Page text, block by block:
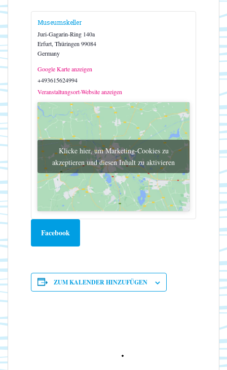
Museumskeller
Juri-Gagarin-Ring 140a
Erfurt, Thüringen 99084
Germany
Google Karte anzeigen
+493615624994
Veranstaltungsort-Website anzeigen
Klicke hier, um Marketing-Cookies zu
akzeptieren und diesen Inhalt zu aktivieren
Facebook
ZUM KALENDER HINZUFÜGEN